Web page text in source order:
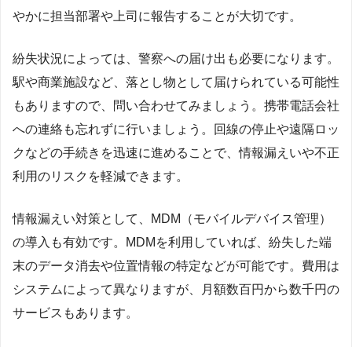
やかに担当部署や上司に報告することが大切です。
紛失状況によっては、警察への届け出も必要になります。
駅や商業施設など、落とし物として届けられている可能性
もありますので、問い合わせてみましょう。携帯電話会社
への連絡も忘れずに行いましょう。回線の停止や遠隔ロッ
クなどの手続きを迅速に進めることで、情報漏えいや不正
利用のリスクを軽減できます。
情報漏えい対策として、MDM（モバイルデバイス管理）
の導入も有効です。MDMを利用していれば、紛失した端
末のデータ消去や位置情報の特定などが可能です。費用は
システムによって異なりますが、月額数百円から数千円の
サービスもあります。